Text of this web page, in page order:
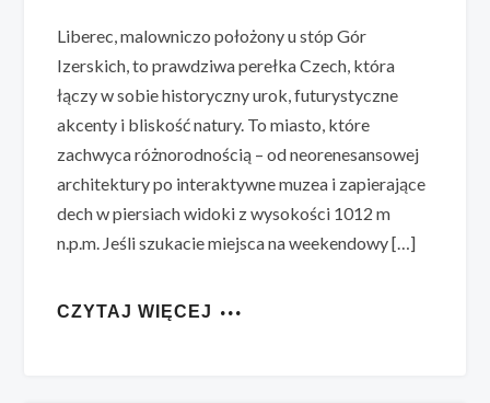
Liberec, malowniczo położony u stóp Gór
Izerskich, to prawdziwa perełka Czech, która
łączy w sobie historyczny urok, futurystyczne
akcenty i bliskość natury. To miasto, które
zachwyca różnorodnością – od neorenesansowej
architektury po interaktywne muzea i zapierające
dech w piersiach widoki z wysokości 1012 m
n.p.m. Jeśli szukacie miejsca na weekendowy […]
CZYTAJ WIĘCEJ